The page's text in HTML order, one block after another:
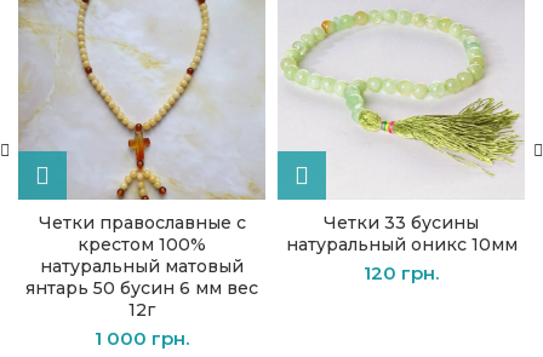
Четки православные с
крестом 100%
натуральный матовый
янтарь 50 бусин 6 мм вес
12г
1 000 грн.
Четки 33 бусины
натуральный оникс 10мм
120 грн.